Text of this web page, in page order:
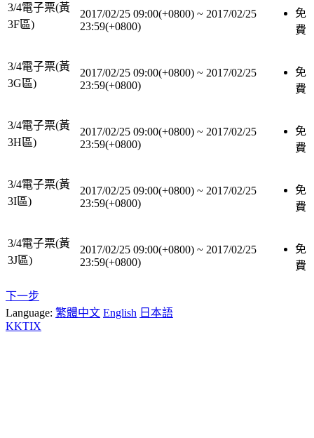
3/4電子票(黃
3F區)
2017/02/25 09:00(+0800) ~ 2017/02/25
23:59(+0800)
免
費
3/4電子票(黃
3G區)
2017/02/25 09:00(+0800) ~ 2017/02/25
23:59(+0800)
免
費
3/4電子票(黃
3H區)
2017/02/25 09:00(+0800) ~ 2017/02/25
23:59(+0800)
免
費
3/4電子票(黃
3I區)
2017/02/25 09:00(+0800) ~ 2017/02/25
23:59(+0800)
免
費
3/4電子票(黃
3J區)
2017/02/25 09:00(+0800) ~ 2017/02/25
23:59(+0800)
免
費
下一步
Language: 繁體中文 English 日本語
KKTIX